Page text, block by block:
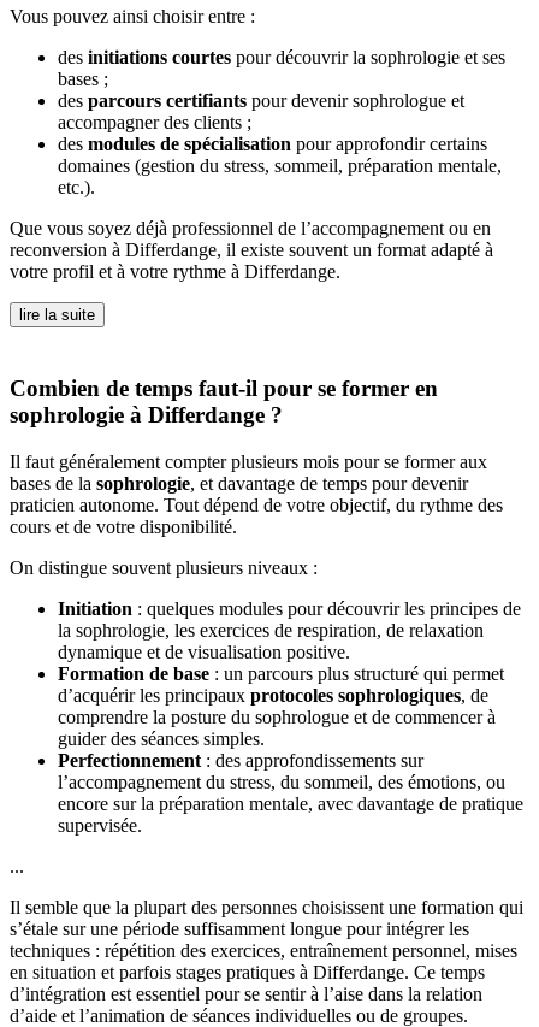
Vous pouvez ainsi choisir entre :
des initiations courtes pour découvrir la sophrologie et ses
bases ;
des parcours certifiants pour devenir sophrologue et
accompagner des clients ;
des modules de spécialisation pour approfondir certains
domaines (gestion du stress, sommeil, préparation mentale,
etc.).
Que vous soyez déjà professionnel de l’accompagnement ou en
reconversion à Differdange, il existe souvent un format adapté à
votre profil et à votre rythme à Differdange.
lire la suite
Combien de temps faut-il pour se former en
sophrologie à Differdange ?
Il faut généralement compter plusieurs mois pour se former aux
bases de la sophrologie, et davantage de temps pour devenir
praticien autonome. Tout dépend de votre objectif, du rythme des
cours et de votre disponibilité.
On distingue souvent plusieurs niveaux :
Initiation : quelques modules pour découvrir les principes de
la sophrologie, les exercices de respiration, de relaxation
dynamique et de visualisation positive.
Formation de base : un parcours plus structuré qui permet
d’acquérir les principaux protocoles sophrologiques, de
comprendre la posture du sophrologue et de commencer à
guider des séances simples.
Perfectionnement : des approfondissements sur
l’accompagnement du stress, du sommeil, des émotions, ou
encore sur la préparation mentale, avec davantage de pratique
supervisée.
...
Il semble que la plupart des personnes choisissent une formation qui
s’étale sur une période suffisamment longue pour intégrer les
techniques : répétition des exercices, entraînement personnel, mises
en situation et parfois stages pratiques à Differdange. Ce temps
d’intégration est essentiel pour se sentir à l’aise dans la relation
d’aide et l’animation de séances individuelles ou de groupes.